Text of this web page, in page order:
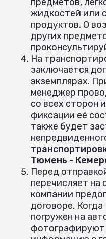
жидкостей или
продуктов. О
других
На
заключается
экземплярах.
менеджер
со всех сторон
фиксации её
также будет
Тюмень -
Перед
перечисляет на
компании
договоре.
погружен на